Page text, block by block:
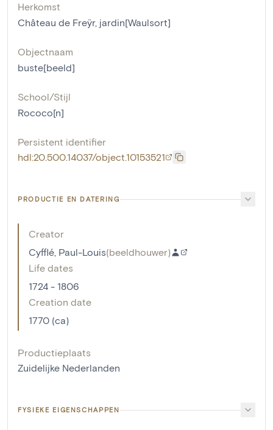
Herkomst
Château de Freÿr, jardin[Waulsort]
Objectnaam
buste[beeld]
School/Stijl
Rococo[n]
Persistent identifier
hdl:20.500.14037/object.10153521
PRODUCTIE EN DATERING
Creator
Cyfflé, Paul-Louis(beeldhouwer)
Life dates
1724 - 1806
Creation date
1770 (ca)
Productieplaats
Zuidelijke Nederlanden
FYSIEKE EIGENSCHAPPEN